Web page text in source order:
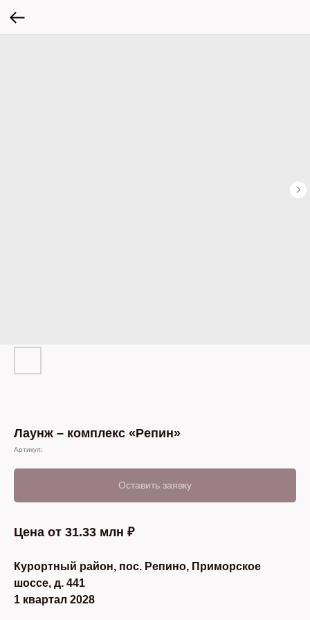
Лаунж – комплекс «Репин»
Артикул:
Оставить заявку
Цена от 31.33 млн ₽
Курортный район, пос. Репино, Приморское
шоссе, д. 441
1 квартал 2028